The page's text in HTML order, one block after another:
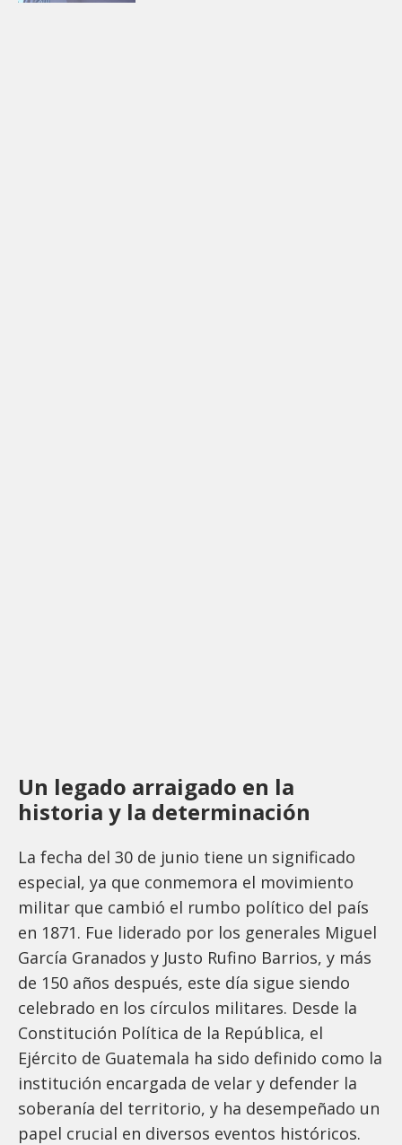
Un legado arraigado en la
historia y la determinación
La fecha del 30 de junio tiene un significado
especial, ya que conmemora el movimiento
militar que cambió el rumbo político del país
en 1871. Fue liderado por los generales Miguel
García Granados y Justo Rufino Barrios, y más
de 150 años después, este día sigue siendo
celebrado en los círculos militares. Desde la
Constitución Política de la República, el
Ejército de Guatemala ha sido definido como la
institución encargada de velar y defender la
soberanía del territorio, y ha desempeñado un
papel crucial en diversos eventos históricos.